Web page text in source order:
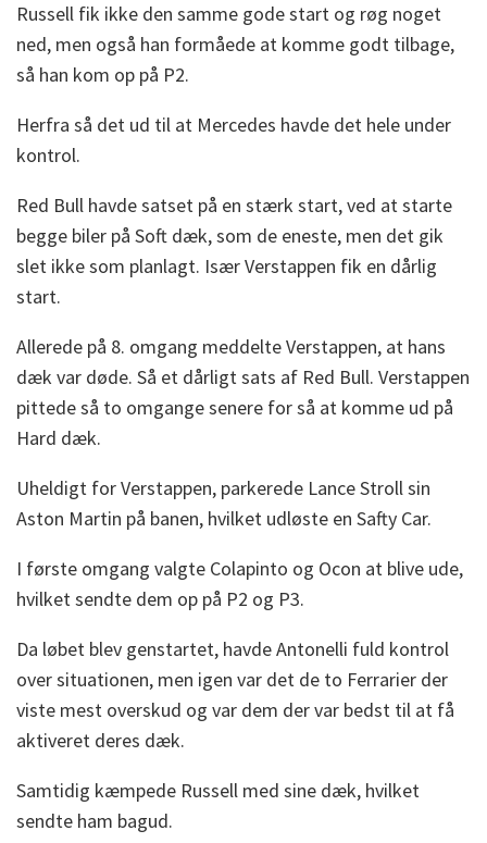
Russell fik ikke den samme gode start og røg noget
ned, men også han formåede at komme godt tilbage,
så han kom op på P2.
Herfra så det ud til at Mercedes havde det hele under
kontrol.
Red Bull havde satset på en stærk start, ved at starte
begge biler på Soft dæk, som de eneste, men det gik
slet ikke som planlagt. Især Verstappen fik en dårlig
start.
Allerede på 8. omgang meddelte Verstappen, at hans
dæk var døde. Så et dårligt sats af Red Bull. Verstappen
pittede så to omgange senere for så at komme ud på
Hard dæk.
Uheldigt for Verstappen, parkerede Lance Stroll sin
Aston Martin på banen, hvilket udløste en Safty Car.
I første omgang valgte Colapinto og Ocon at blive ude,
hvilket sendte dem op på P2 og P3.
Da løbet blev genstartet, havde Antonelli fuld kontrol
over situationen, men igen var det de to Ferrarier der
viste mest overskud og var dem der var bedst til at få
aktiveret deres dæk.
Samtidig kæmpede Russell med sine dæk, hvilket
sendte ham bagud.